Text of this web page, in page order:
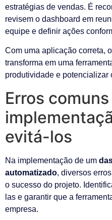
estratégias de vendas. É
revisem o dashboard em
equipe e definir ações
Com uma aplicação correta,
transforma em uma
produtividade e potencializar
Erros comuns
evitá-los
Na implementação de um
automatizado, diversos
o sucesso do projeto.
las e garantir que a
empresa.